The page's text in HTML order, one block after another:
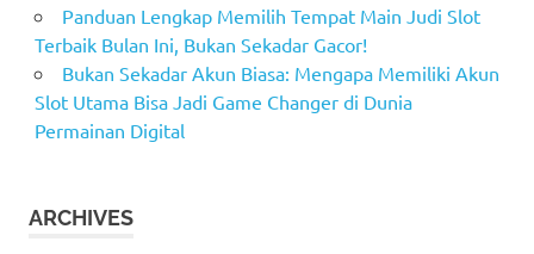
Panduan Lengkap Memilih Tempat Main Judi Slot
Terbaik Bulan Ini, Bukan Sekadar Gacor!
Bukan Sekadar Akun Biasa: Mengapa Memiliki Akun
Slot Utama Bisa Jadi Game Changer di Dunia
Permainan Digital
ARCHIVES